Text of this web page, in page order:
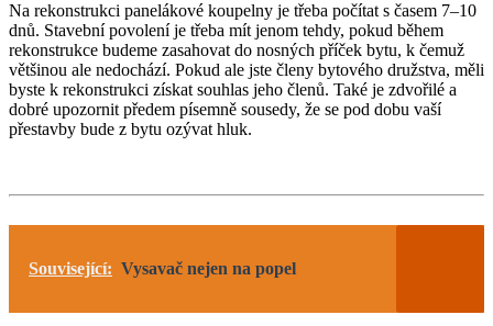
Na rekonstrukci panelákové koupelny je třeba počítat s časem 7–10
dnů. Stavební povolení je třeba mít jenom tehdy, pokud během
rekonstrukce budeme zasahovat do nosných příček bytu, k čemuž
většinou ale nedochází. Pokud ale jste členy bytového družstva, měli
byste k rekonstrukci získat souhlas jeho členů. Také je zdvořilé a
dobré upozornit předem písemně sousedy, že se pod dobu vaší
přestavby bude z bytu ozývat hluk.
Související: Vysavač nejen na popel